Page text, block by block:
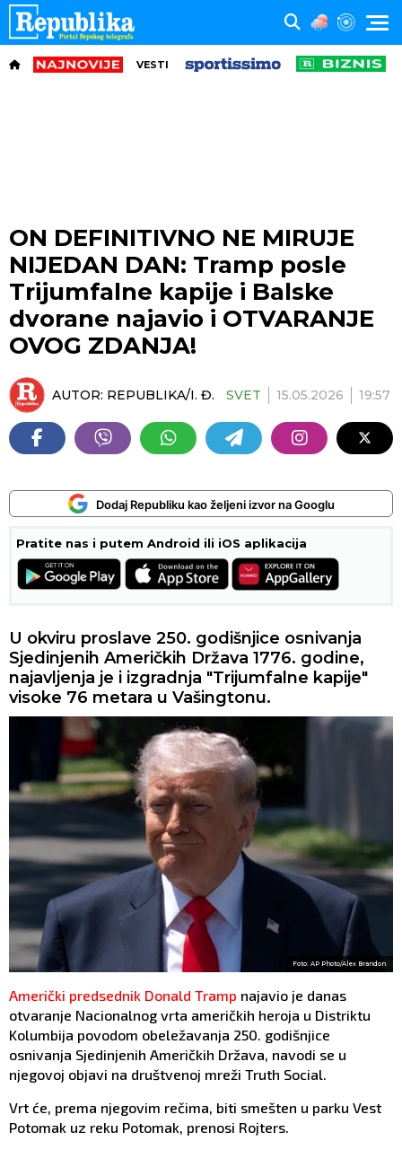
VESTI
ON DEFINITIVNO NE MIRUJE
NIJEDAN DAN: Tramp posle
Trijumfalne kapije i Balske
dvorane najavio i OTVARANJE
OVOG ZDANJA!
AUTOR: REPUBLIKA/I. Đ. SVET 15.05.2026 19:57
Dodaj Republiku kao željeni izvor na Googlu
Pratite nas i putem Android ili iOS aplikacija
U okviru proslave 250. godišnjice osnivanja
Sjedinjenih Američkih Država 1776. godine,
najavljenja je i izgradnja "Trijumfalne kapije"
visoke 76 metara u Vašingtonu.
Foto: AP Photo/Alex Brandon
Američki predsednik Donald Tramp najavio je danas
otvaranje Nacionalnog vrta američkih heroja u Distriktu
Kolumbija povodom obeležavanja 250. godišnjice
osnivanja Sjedinjenih Američkih Država, navodi se u
njegovoj objavi na društvenoj mreži Truth Social.
Vrt će, prema njegovim rečima, biti smešten u parku Vest
Potomak uz reku Potomak, prenosi Rojters.